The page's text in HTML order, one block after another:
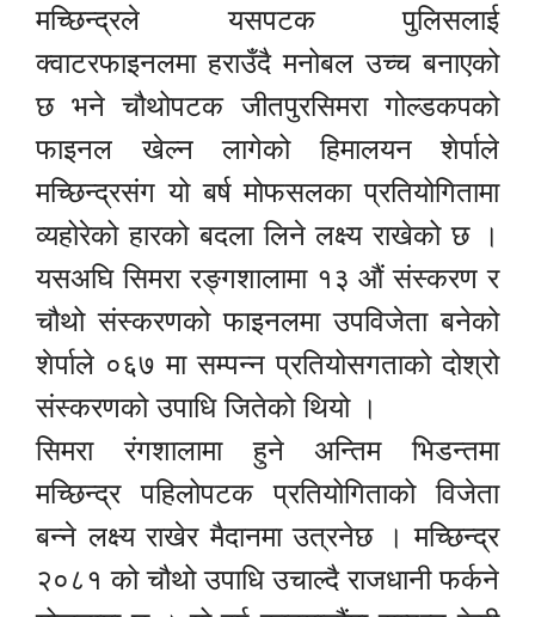
मच्छिन्द्रले यसपटक पुलिसलाई
क्वाटरफाइनलमा हराउँदै मनोबल उच्च बनाएको
छ भने चौथोपटक जीतपुरसिमरा गोल्डकपको
फाइनल खेल्न लागेको हिमालयन शेर्पाले
मच्छिन्द्रसंग यो बर्ष मोफसलका प्रतियोगितामा
व्यहोरेको हारको बदला लिने लक्ष्य राखेको छ ।
यसअघि सिमरा रङ्गशालामा १३ औं संस्करण र
चौथो संस्करणको फाइनलमा उपविजेता बनेको
शेर्पाले ०६७ मा सम्पन्न प्रतियोसगताको दोश्रो
संस्करणको उपाधि जितेको थियो ।
सिमरा रंगशालामा हुने अन्तिम भिडन्तमा
मच्छिन्द्र पहिलोपटक प्रतियोगिताको विजेता
बन्ने लक्ष्य राखेर मैदानमा उत्रनेछ । मच्छिन्द्र
२०८१ को चौथो उपाधि उचाल्दै राजधानी फर्कने